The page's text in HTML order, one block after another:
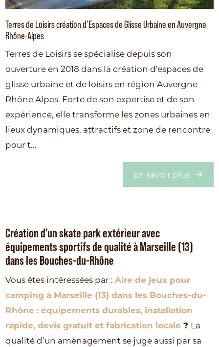
Terres de Loisirs création d’Espaces de Glisse Urbaine en Auvergne
Rhône-Alpes
Terres de Loisirs se spécialise depuis son
ouverture en 2018 dans la création d'espaces de
glisse urbaine et de loisirs en région Auvergne
Rhône Alpes. Forte de son expertise et de son
expérience, elle transforme les zones urbaines en
lieux dynamiques, attractifs et zone de rencontre
pour t...
En savoir plus
Création d'un skate park extérieur avec
équipements sportifs de qualité à Marseille (13)
dans les Bouches-du-Rhône
Vous êtes intéressées par :Aire de jeux pour
camping à Marseille (13) dans les Bouches-du-
Rhône : équipements durables, installation
rapide, devis gratuit et fabrication locale ? La
qualité d’un aménagement se juge aussi par sa